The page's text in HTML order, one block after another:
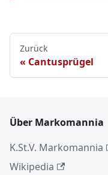
Zurück
Cantusprügel
Über Markomannia
K.St.V. Markomannia
Wikipedia